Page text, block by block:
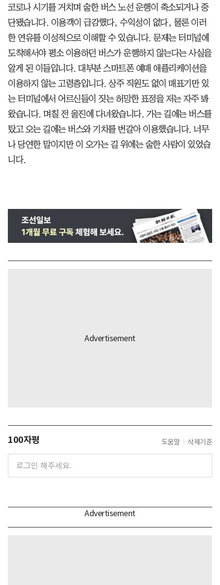
코로나 시기를 거치며 숱한 버스 노선 운행이 축소되거나 중
단됐습니다. 이용객이 급감했다, 수익성이 없다, 물론 이러
한 연유를 이성적으로 이해할 수 있습니다. 문제는 터미널에
도착해서야 평소 이용하던 버스가 운행하지 않는다는 사실을
알게 된 이들입니다. 대부분 스마트폰 예매 애플리케이션을
이용하지 않는 고령층입니다. 상주 직원도 없이 매표기만 있
는 터미널에서 어르신들이 짓는 허망한 표정을 저는 자주 봐
왔습니다. 며칠 전 울진에 다녀왔습니다. 가는 길에는 버스를
탔고 오는 길에는 버스와 기차를 번갈아 이용했습니다. 너무
나 당연한 말이지만 이 오가는 길 위에는 숱한 사람이 있었습
니다.
100자평 도움말 삭제기준